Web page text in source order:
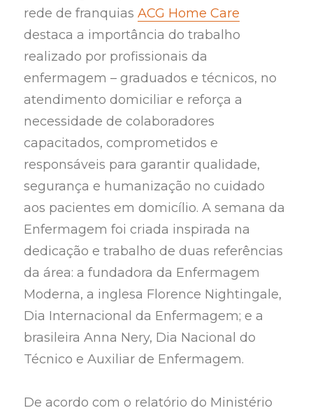
rede de franquiasACG Home Care
destaca a importância do trabalho
realizado por profissionais da
enfermagem – graduados e técnicos, no
atendimento domiciliar e reforça a
necessidade de colaboradores
capacitados, comprometidos e
responsáveis para garantir qualidade,
segurança e humanização no cuidado
aos pacientes em domicílio. A semana da
Enfermagem foi criada inspirada na
dedicação e trabalho de duas referências
da área: a fundadora da Enfermagem
Moderna, a inglesa Florence Nightingale,
Dia Internacional da Enfermagem; e a
brasileira Anna Nery, Dia Nacional do
Técnico e Auxiliar de Enfermagem.
De acordo com o relatório do Ministério